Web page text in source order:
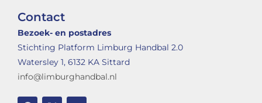
Contact
Bezoek- en postadres
Stichting Platform Limburg Handbal 2.0
Watersley 1, 6132 KA Sittard
info@limburghandbal.nl